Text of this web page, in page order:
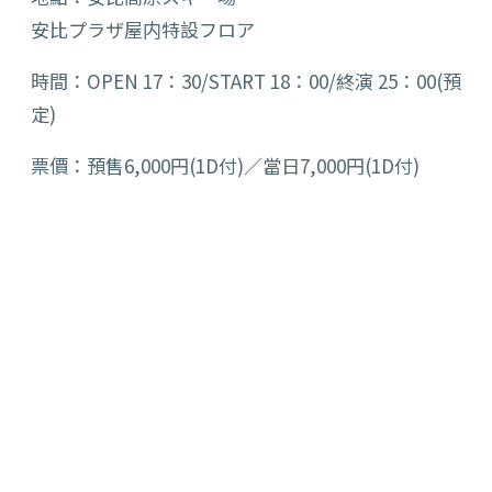
安比プラザ屋内特設フロア
時間：OPEN 17：30/START 18：00/終演 25：00(預
定)
票價：預售6,000円(1D付)／當日7,000円(1D付)